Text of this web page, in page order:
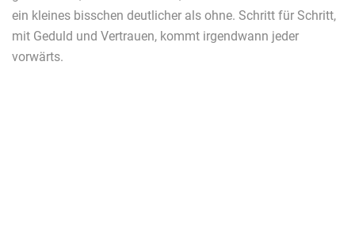
ein kleines bisschen deutlicher als ohne. Schritt für Schritt,
mit Geduld und Vertrauen, kommt irgendwann jeder
vorwärts.